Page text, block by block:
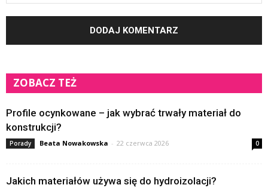
ZOBACZ TEŻ
Profile ocynkowane – jak wybrać trwały materiał do
konstrukcji?
Porady Beata Nowakowska - 22 czerwca 2026 0
Jakich materiałów używa się do hydroizolacji?